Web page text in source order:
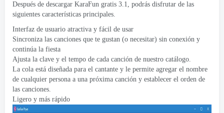
Después de descargar KaraFun gratis 3.1, podrás disfrutar de las
siguientes características principales.
Interfaz de usuario atractiva y fácil de usar
Sincroniza las canciones que te gustan (o necesitar) sin conexión y
continúa la fiesta
Ajusta la clave y el tempo de cada canción de nuestro catálogo.
La cola está diseñada para el cantante y le permite agregar el nombre
de cualquier persona a una próxima canción y establecer el orden de
las canciones.
Ligero y más rápido